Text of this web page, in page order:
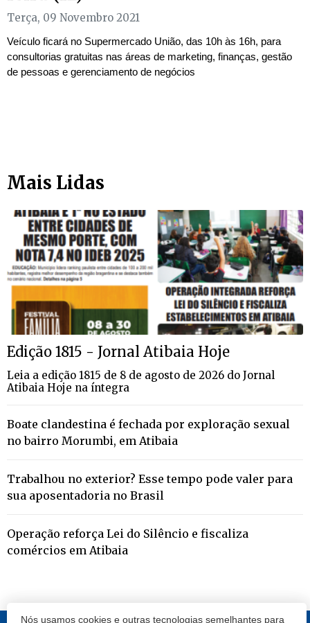
Nós usamos cookies e outras tecnologias semelhantes para
Terça, 09 Novembro 2021
Veículo ficará no Supermercado União, das 10h às 16h, para
consultorias gratuitas nas áreas de marketing, finanças, gestão
de pessoas e gerenciamento de negócios
Mais Lidas
Edição 1815 - Jornal Atibaia Hoje
Leia a edição 1815 de 8 de agosto de 2026 do Jornal
Atibaia Hoje na íntegra
Boate clandestina é fechada por exploração sexual
no bairro Morumbi, em Atibaia
Trabalhou no exterior? Esse tempo pode valer para
sua aposentadoria no Brasil
Operação reforça Lei do Silêncio e fiscaliza
comércios em Atibaia